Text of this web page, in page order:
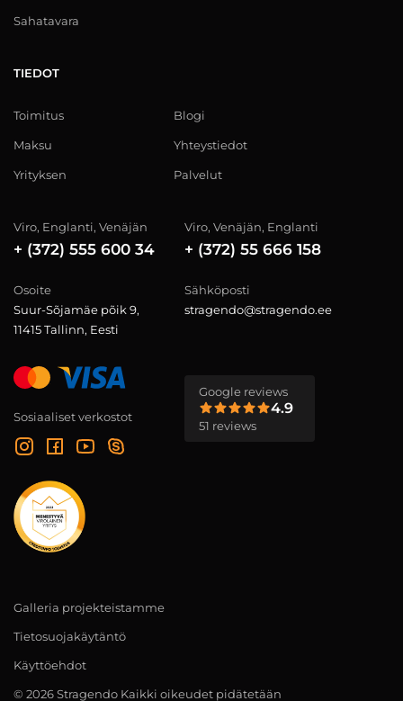
Sahatavara
TIEDOT
Toimitus
Maksu
Yrityksen
Blogi
Yhteystiedot
Palvelut
Viro, Englanti, Venäjän
+ (372) 555 600 34
Viro, Venäjän, Englanti
+ (372) 55 666 158
Osoite
Suur-Sõjamäe põik 9,
11415 Tallinn, Eesti
Sähköposti
stragendo@stragendo.ee
Sosiaaliset verkostot
Google reviews
4.9
51 reviews
Galleria projekteistamme
Tietosuojakäytäntö
Käyttöehdot
© 2026 Stragendo Kaikki oikeudet pidätetään